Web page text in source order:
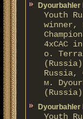
Dyourbahler
Youth
winner,
4xCAC
о.
Russia,
м.
Dyourbahler
Youth